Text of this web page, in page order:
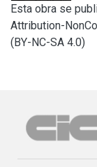
Ellas aludían
generalizado
como también a
respecto de
En este
Esta obra se
Attribution-
(BY-NC-SA 4.0)